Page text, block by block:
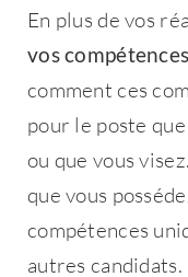
En plus de vos
vos compétences
comment ces
pour le poste
ou que vous
que vous
compétences
autres candidats.